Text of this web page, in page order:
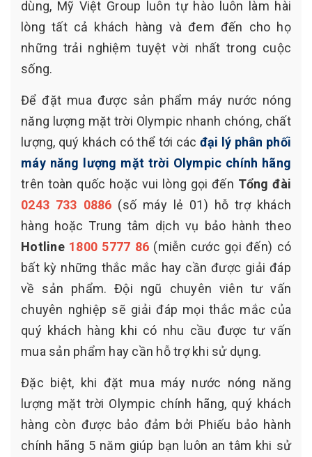
dùng, Mỹ Việt Group luôn tự hào luôn làm hài
lòng tất cả khách hàng và đem đến cho họ
những trải nghiệm tuyệt vời nhất trong cuộc
sống.
Để đặt mua được sản phẩm máy nước nóng
năng lượng mặt trời Olympic nhanh chóng, chất
lượng, quý khách có thể tới các đại lý phân phối
máy năng lượng mặt trời Olympic chính hãng
trên toàn quốc hoặc vui lòng gọi đến Tổng đài
0243 733 0886 (số máy lẻ 01) hỗ trợ khách
hàng hoặc Trung tâm dịch vụ bảo hành theo
Hotline 1800 5777 86 (miễn cước gọi đến) có
bất kỳ những thắc mắc hay cần được giải đáp
về sản phẩm. Đội ngũ chuyên viên tư vấn
chuyên nghiệp sẽ giải đáp mọi thắc mắc của
quý khách hàng khi có nhu cầu được tư vấn
mua sản phẩm hay cần hỗ trợ khi sử dụng.
Đặc biệt, khi đặt mua máy nước nóng năng
lượng mặt trời Olympic chính hãng, quý khách
hàng còn được bảo đảm bởi Phiếu bảo hành
chính hãng 5 năm giúp bạn luôn an tâm khi sử